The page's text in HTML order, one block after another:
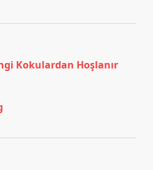
Kokulardan Hoşlanır